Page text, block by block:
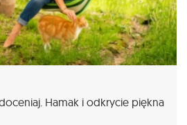
Hamak i odkrycie piękna